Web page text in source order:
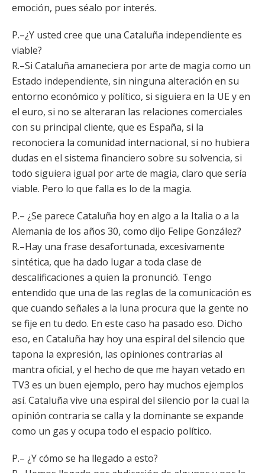
emoción, pues séalo por interés.
P.–¿Y usted cree que una Cataluña independiente es
viable?
R.–Si Cataluña amaneciera por arte de magia como un
Estado independiente, sin ninguna alteración en su
entorno económico y político, si siguiera en la UE y en
el euro, si no se alteraran las relaciones comerciales
con su principal cliente, que es España, si la
reconociera la comunidad internacional, si no hubiera
dudas en el sistema financiero sobre su solvencia, si
todo siguiera igual por arte de magia, claro que sería
viable. Pero lo que falla es lo de la magia.
P.– ¿Se parece Cataluña hoy en algo a la Italia o a la
Alemania de los años 30, como dijo Felipe González?
R.–Hay una frase desafortunada, excesivamente
sintética, que ha dado lugar a toda clase de
descalificaciones a quien la pronunció. Tengo
entendido que una de las reglas de la comunicación es
que cuando señales a la luna procura que la gente no
se fije en tu dedo. En este caso ha pasado eso. Dicho
eso, en Cataluña hay hoy una espiral del silencio que
tapona la expresión, las opiniones contrarias al
mantra oficial, y el hecho de que me hayan vetado en
TV3 es un buen ejemplo, pero hay muchos ejemplos
así. Cataluña vive una espiral del silencio por la cual la
opinión contraria se calla y la dominante se expande
como un gas y ocupa todo el espacio político.
P.– ¿Y cómo se ha llegado a esto?